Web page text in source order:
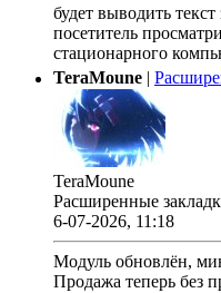
будет выводить
посетитель
стационарного
TeraMoune
TeraMoune
Расширенные
6-07-2026, 11:18
Модуль обновлён,
Продажа теперь без